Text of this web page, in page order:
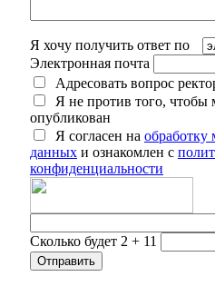
Я хочу получить ответ по
Электронная почта
Адресовать вопрос
Я не против того, чтобы
опубликован
Я согласен на обработку
данных и ознакомлен с
конфиденциальности
Сколько будет 2 + 11